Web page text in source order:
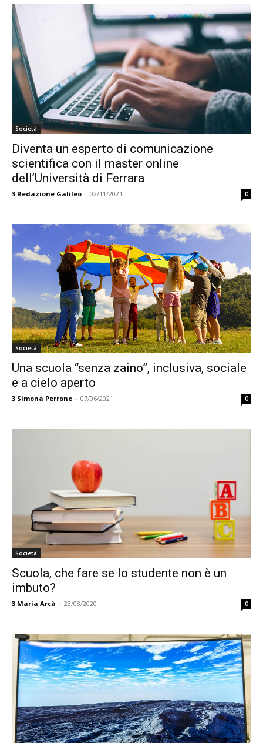
Società
Diventa un esperto di comunicazione
scientifica con il master online
dell’Università di Ferrara
3 Redazione Galileo - 02/11/2021 0
Società
Una scuola “senza zaino”, inclusiva, sociale
e a cielo aperto
3 Simona Perrone - 07/06/2021 0
Società
Scuola, che fare se lo studente non è un
imbuto?
3 Maria Arcà - 23/08/2020 0